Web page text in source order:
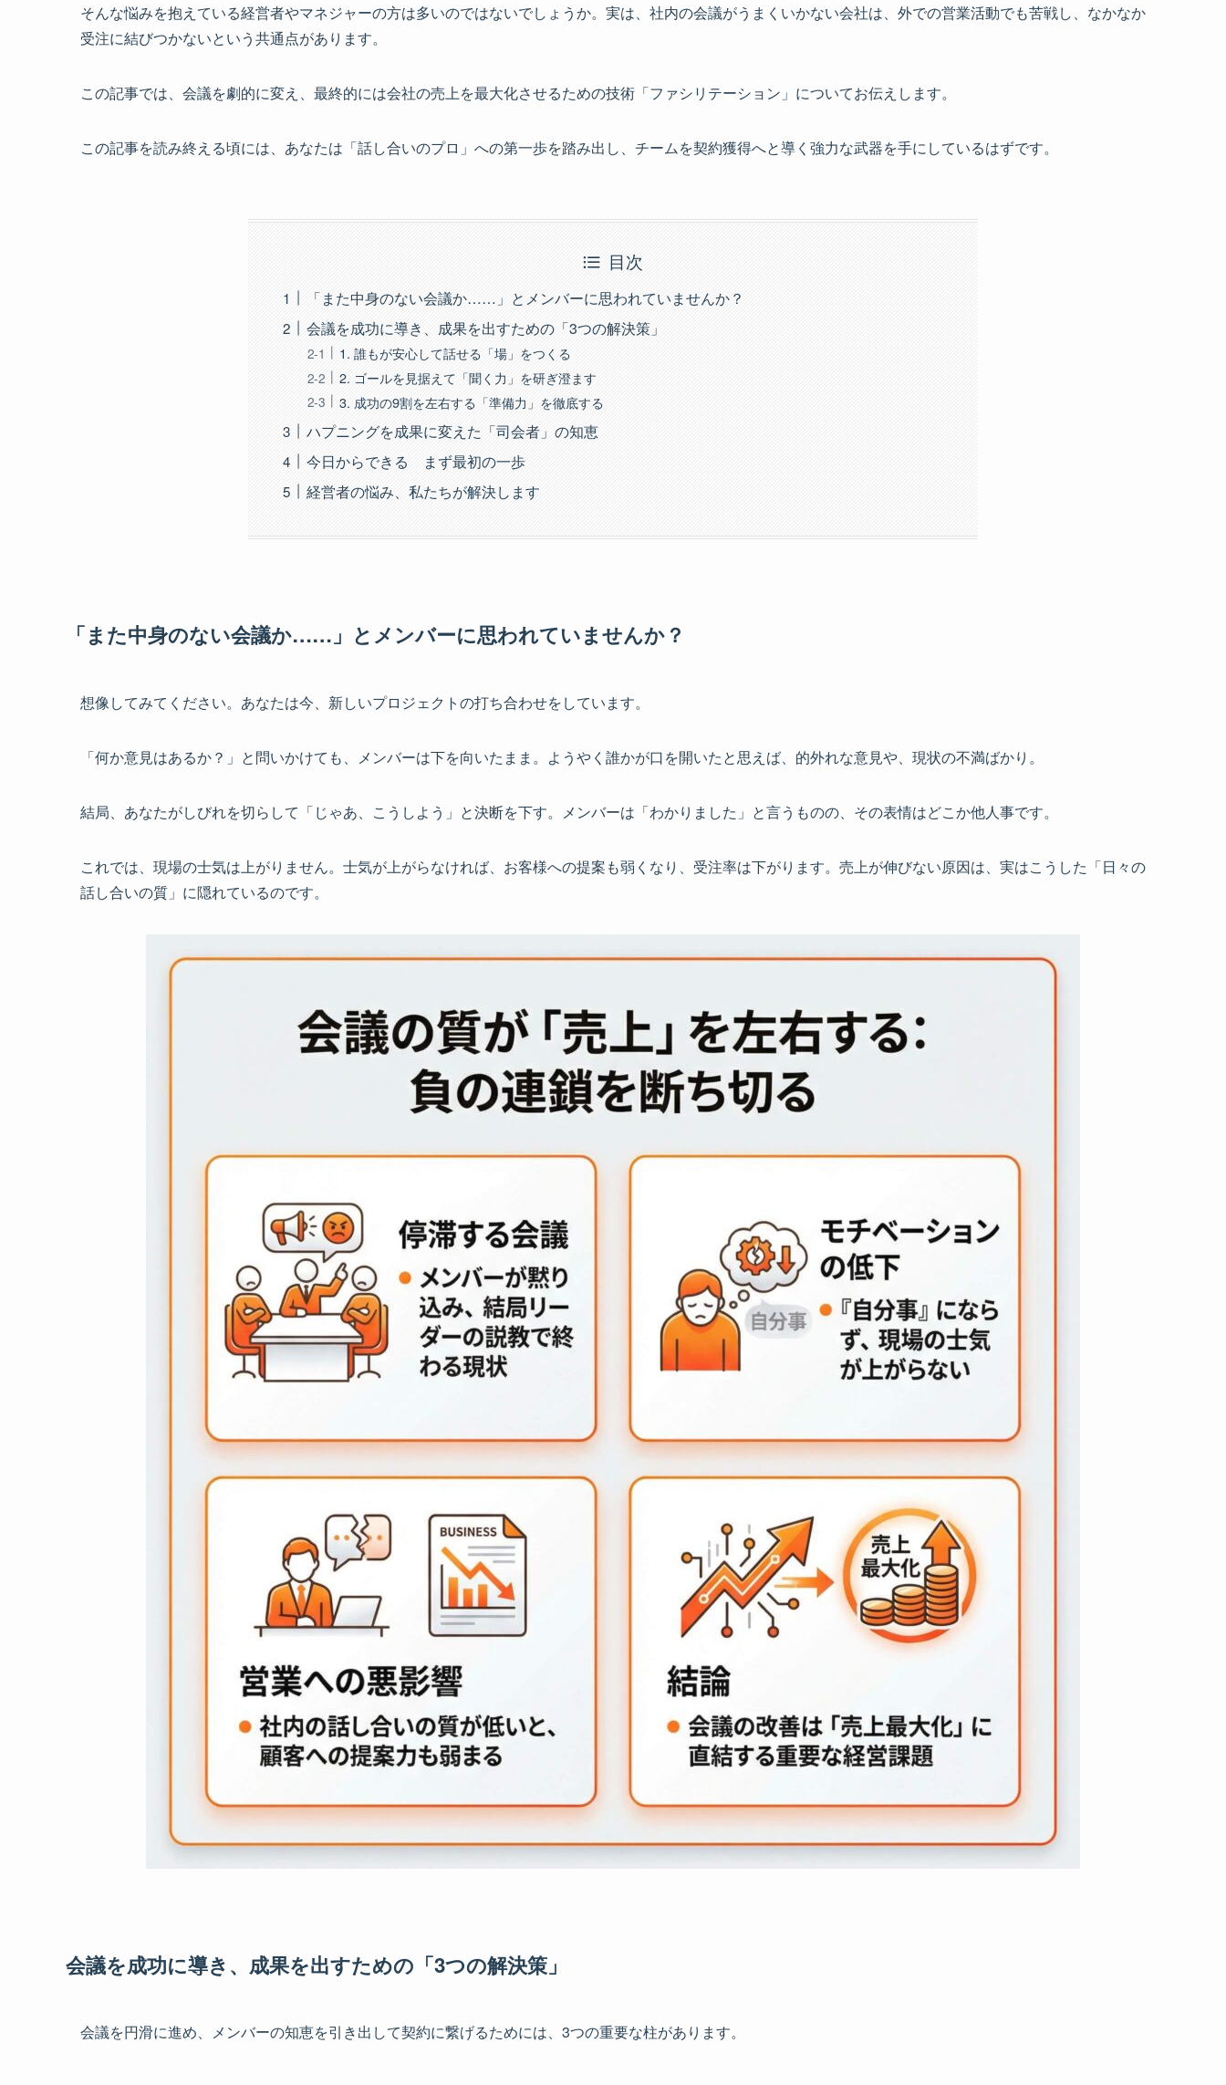
そんな悩みを抱えている経営者やマネジャーの方は多いのではないでしょうか。実は、社内の会議がうまくいかない会社は、外での営業活動でも苦戦し、なかなか
受注に結びつかないという共通点があります。
この記事では、会議を劇的に変え、最終的には会社の売上を最大化させるための技術「ファシリテーション」についてお伝えします。
この記事を読み終える頃には、あなたは「話し合いのプロ」への第一歩を踏み出し、チームを契約獲得へと導く強力な武器を手にしているはずです。
目次
「また中身のない会議か……」とメンバーに思われていませんか？
会議を成功に導き、成果を出すための「3つの解決策」
1. 誰もが安心して話せる「場」をつくる
2. ゴールを見据えて「聞く力」を研ぎ澄ます
3. 成功の9割を左右する「準備力」を徹底する
ハプニングを成果に変えた「司会者」の知恵
今日からできる まず最初の一歩
経営者の悩み、私たちが解決します
「また中身のない会議か……」とメンバーに思われていませんか？
想像してみてください。あなたは今、新しいプロジェクトの打ち合わせをしています。
「何か意見はあるか？」と問いかけても、メンバーは下を向いたまま。ようやく誰かが口を開いたと思えば、的外れな意見や、現状の不満ばかり。
結局、あなたがしびれを切らして「じゃあ、こうしよう」と決断を下す。メンバーは「わかりました」と言うものの、その表情はどこか他人事です。
これでは、現場の士気は上がりません。士気が上がらなければ、お客様への提案も弱くなり、受注率は下がります。売上が伸びない原因は、実はこうした「日々の
話し合いの質」に隠れているのです。
会議を成功に導き、成果を出すための「3つの解決策」
会議を円滑に進め、メンバーの知恵を引き出して契約に繋げるためには、3つの重要な柱があります。